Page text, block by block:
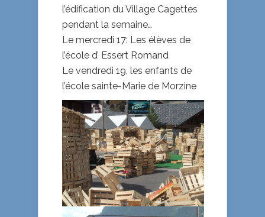
l’édification du Village Cagettes
pendant la semaine…
Le mercredi 17: Les élèves de
l’école d’ Essert Romand
Le vendredi 19, les enfants de
l’école sainte-Marie de Morzine